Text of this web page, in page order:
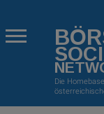
Die Homebase